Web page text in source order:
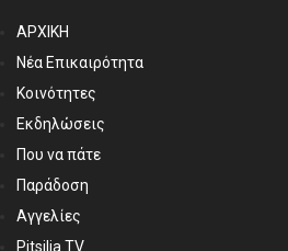
ΑΡΧΙΚΗ
Νέα Επικαιρότητα
Κοινότητες
Εκδηλώσεις
Που να πάτε
Παράδοση
Αγγελίες
Pitsilia TV